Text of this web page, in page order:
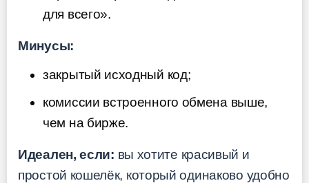
для всего».
Минусы:
закрытый исходный код;
комиссии встроенного обмена выше,
чем на бирже.
Идеален, если: вы хотите красивый и
простой кошелёк, который одинаково удобно